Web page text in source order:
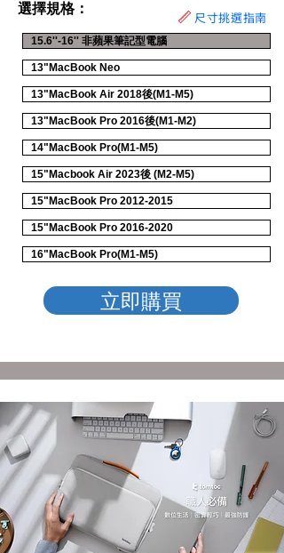
尺寸挑選指南
選擇規格：
15.6''-16'' 非蘋果筆記型電腦
13"MacBook Neo
13"MacBook Air 2018後(M1-M5)
13"MacBook Pro 2016後(M1-M2)
14"MacBook Pro(M1-M5)
15"Macbook Air 2023後 (M2-M5)
15"MacBook Pro 2012-2015
15"MacBook Pro 2016-2020
16"MacBook Pro(M1-M5)
立即購買